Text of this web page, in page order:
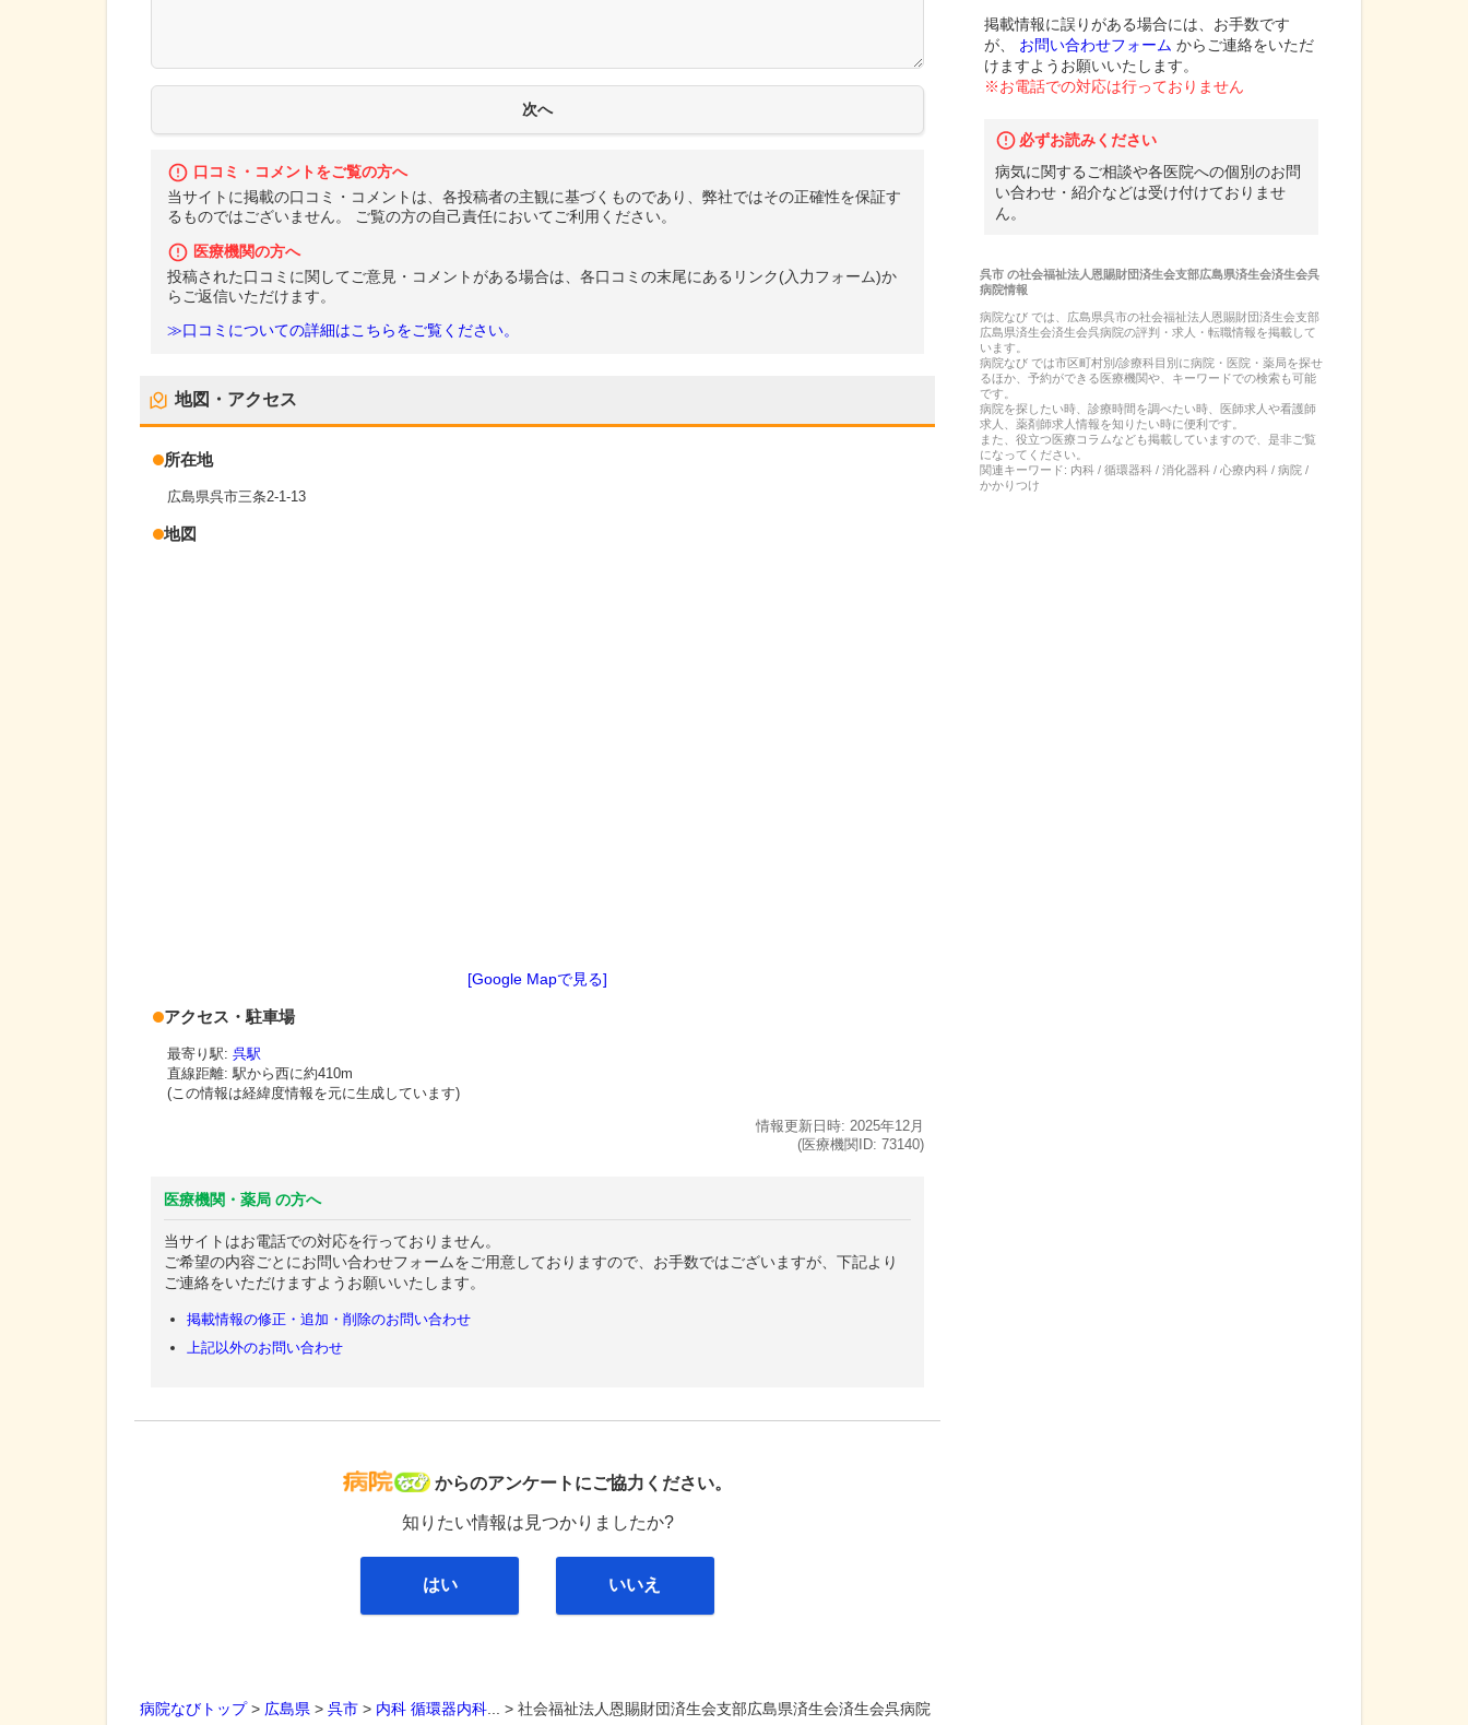
口コミ・コメントをご覧の方へ
当サイトに掲載の口コミ・コメントは、各投稿者の主観に基づくものであり、弊社ではその正確性を保証す
るものではございません。 ご覧の方の自己責任においてご利用ください。
医療機関の方へ
投稿された口コミに関してご意見・コメントがある場合は、各口コミの末尾にあるリンク(入力フォーム)か
らご返信いただけます。
≫口コミについての詳細はこちらをご覧ください。
地図・アクセス
所在地
広島県呉市三条2-1-13
地図
[Google Mapで見る]
アクセス・駐車場
最寄り駅: 呉駅
直線距離: 駅から西に約410m
(この情報は経緯度情報を元に生成しています)
情報更新日時: 2025年12月
(医療機関ID: 73140)
医療機関・薬局 の方へ
当サイトはお電話での対応を行っておりません。
ご希望の内容ごとにお問い合わせフォームをご用意しておりますので、お手数ではございますが、下記より
ご連絡をいただけますようお願いいたします。
掲載情報の修正・追加・削除のお問い合わせ
上記以外のお問い合わせ
病院なび
からのアンケートにご協力ください。
知りたい情報は見つかりましたか?
はい いいえ
掲載情報に誤りがある場合には、お手数です
が、
お問い合わせフォーム からご連絡をいただ
けますようお願いいたします。
※お電話での対応は行っておりません
必ずお読みください
病気に関するご相談や各医院への個別のお問
い合わせ・紹介などは受け付けておりませ
ん。
呉市の社会福祉法人恩賜財団済生会支部広島県済生会済生会呉
病院情報
病院なび では、 広島県呉市の社会福祉法人恩賜財団済生会支部
広島県済生会済生会呉病院の評判・求人・転職情報を掲載して
います。
病院なび では市区町村別/診療科目別に病院・医院・薬局を探せ
るほか、予約ができる医療機関や、キーワードでの検索も可能
です。
病院を探したい時、診療時間を調べたい時、医師求人や看護師
求人、薬剤師求人情報を知りたい時に便利です。
また、役立つ医療コラムなども掲載していますので、是非ご覧
になってください。
関連キーワード: 内科 / 循環器科 / 消化器科 / 心療内科 / 病院 /
かかりつけ
病院なびトップ> 広島県 > 呉市 > 内科 循環器内科 ... > 社会福祉法人恩賜財団済生会支部広島県済生会済生会呉病院